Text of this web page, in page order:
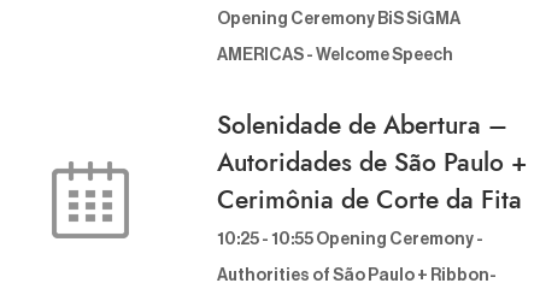
pening Ceremony BiS SiGMA A
MERICAS - Welcome Speech
Solenidade de Abertura –
Autoridades de São Paulo +
Cerimônia de Corte da Fita
10:25 - 10:55 Opening Ceremony - A
uthorities of São Paulo + Ribbon-C